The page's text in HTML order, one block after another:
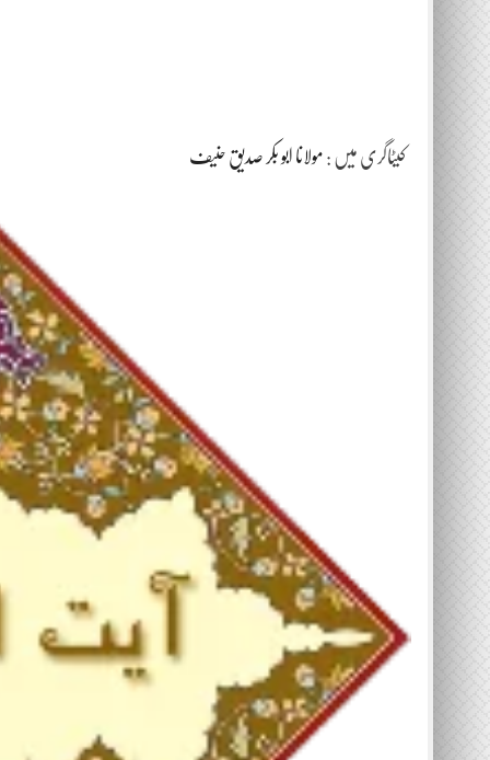
کیٹاگری میں : مولانا ابو بکر صدیق حنیف